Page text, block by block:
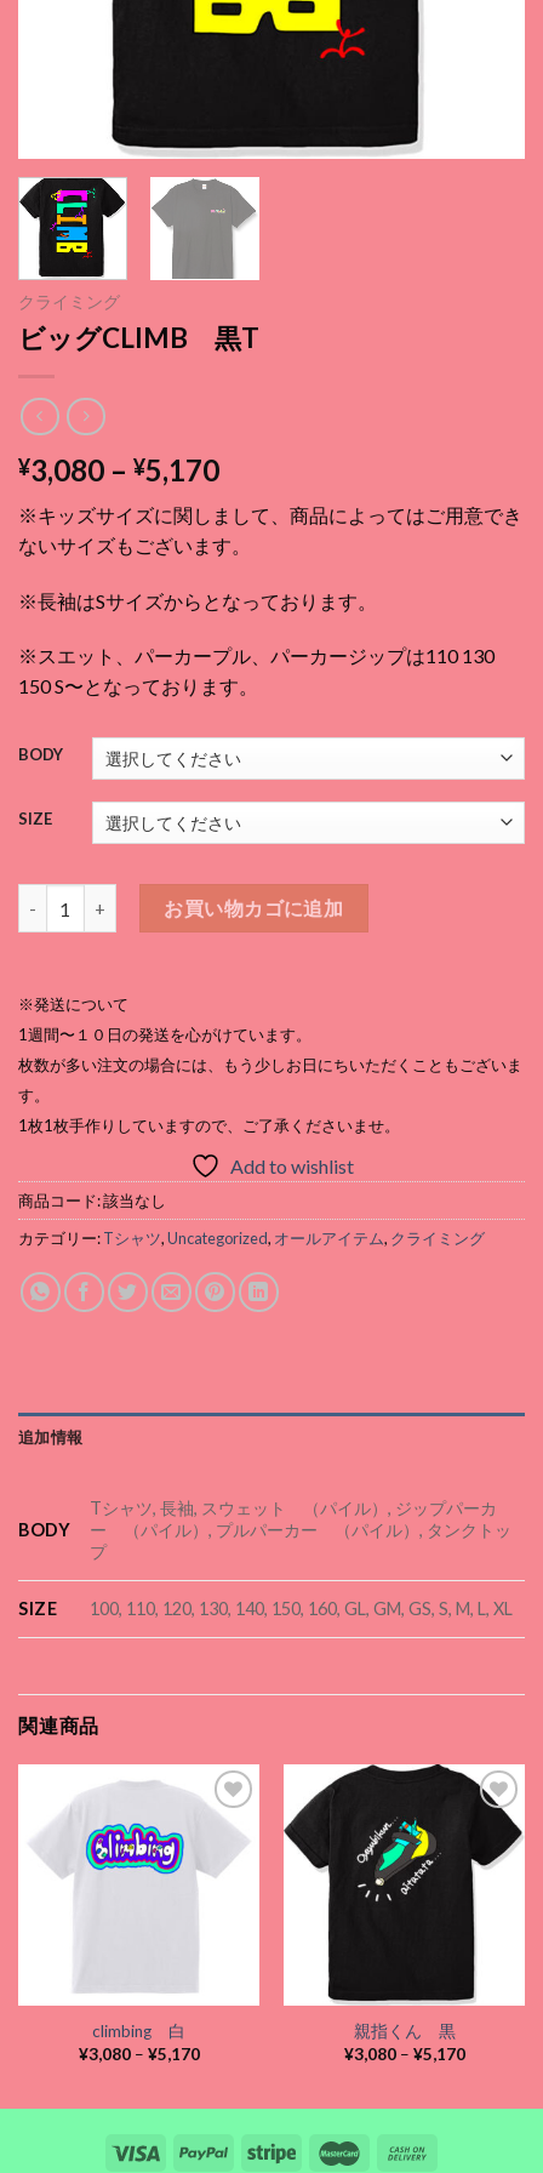
クライミング
ビッグCLIMB 黒T
¥3,080 – ¥5,170価
帯:
¥3,080
¥5,170
※キッズサイズに関しまして、商品によってはご用意でき
ないサイズもございます。
※長袖はSサイズからとなっております。
※スエット、パーカープル、パーカージップは110 130
150 S〜となっております。
BODY
SIZE
ビッグCLIMB 黒T個お買い物カゴに追加
※発送について
1週間〜１０日の発送を心がけています。
枚数が多い注文の場合には、もう少しお日にちいただくこともございま
す。
1枚1枚手作りしていますので、ご了承くださいませ。
Add to wishlist
商品コード:該当なし
カテゴリー:Tシャツ,Uncategorized, オールアイテム, クライミング
追加情報
BODY
Tシャツ, 長袖, スウェット （パイル）, ジップパーカ
ー （パイル）, プルパーカー （パイル）, タンクトッ
プ
SIZE 100, 110, 120, 130, 140, 150, 160, GL, GM, GS, S, M, L, XL
関連商品
Add to
climbing 白
¥3,080 – ¥5,170価
Add to
親指くん 黒
¥3,080 – ¥5,170価